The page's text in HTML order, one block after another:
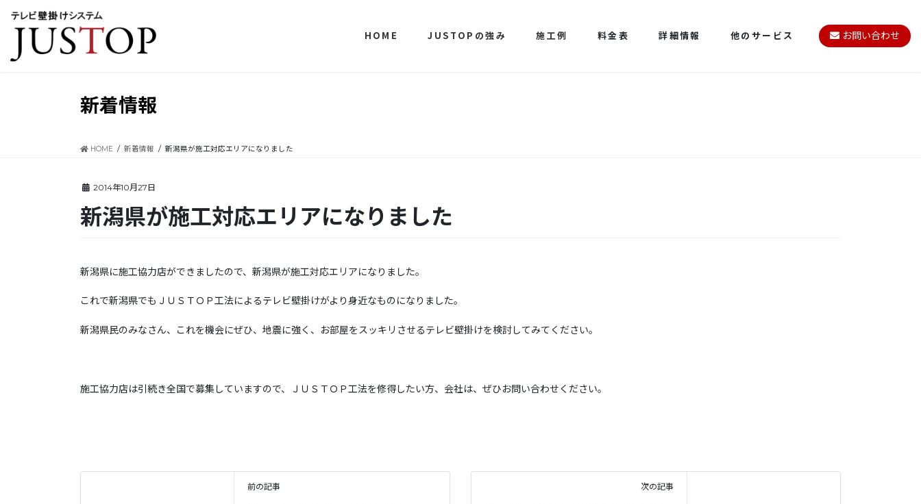
HOME JUSTOPの強み 施工例 料金表 詳細情報 他のサービス お問い合わせ
新着情報
HOME 新着情報 新潟県が施工対応エリアになりました
2014年10月27日
新潟県が施工対応エリアになりました
新潟県に施工協力店ができましたので、新潟県が施工対応エリアになりました。
これで新潟県でもＪＵＳＴＯＰ工法によるテレビ壁掛けがより身近なものになりました。
新潟県民のみなさん、これを機会にぜひ、地震に強く、お部屋をスッキリさせるテレビ壁掛けを検討してみてください。
施工協力店は引続き全国で募集していますので、ＪＵＳＴＯＰ工法を修得したい方、会社は、ぜひお問い合わせください。
前の記事 次の記事